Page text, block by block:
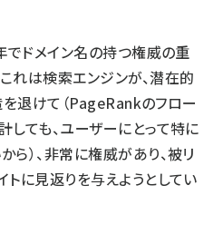
でドメイン名の持つ権威の重
れは検索エンジンが、潜在的
退けて（PageRankのフロー
しても、ユーザーにとって特に
ら）、非常に権威があり、被リ
トに見返りを与えようとしてい